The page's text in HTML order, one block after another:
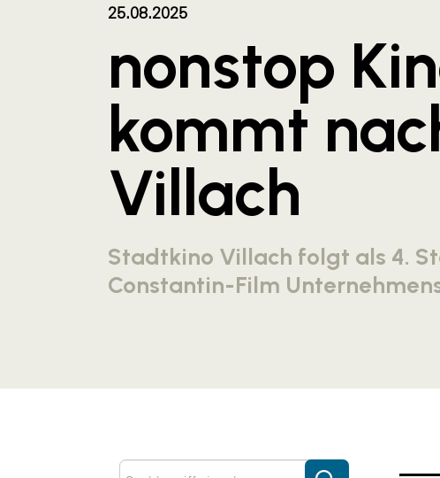
25.08.2025
nonstop
kommt
Villach
Stadtkino Villach folgt als 4.
Constantin-Film